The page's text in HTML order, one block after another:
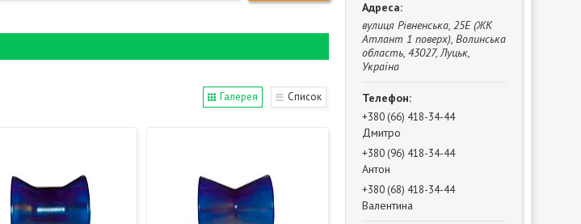
Галерея Список
вулиця Рівненська, 25Е (ЖК
Атлант 1 поверх), Волинська
область, 43027, Луцьк,
Україна
+380 (66) 418-34-44
Дмитро
+380 (96) 418-34-44
Антон
+380 (68) 418-34-44
Валентина